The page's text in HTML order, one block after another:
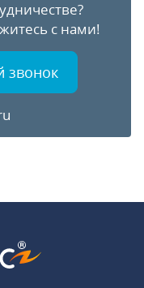
с нами!
звонок